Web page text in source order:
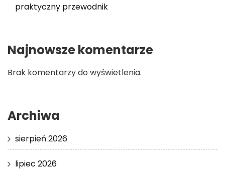
praktyczny przewodnik
Najnowsze komentarze
Brak komentarzy do wyświetlenia.
Archiwa
sierpień 2026
lipiec 2026